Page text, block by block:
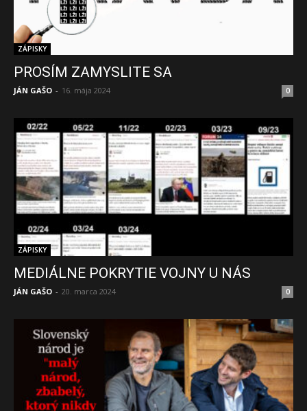
ZÁPISKY
PROSÍM ZAMYSLITE SA
JÁN GAŠO - 16. mája 2024 0
ZÁPISKY
MEDIÁLNE POKRYTIE VOJNY U NÁS
JÁN GAŠO - 20. marca 2024 0